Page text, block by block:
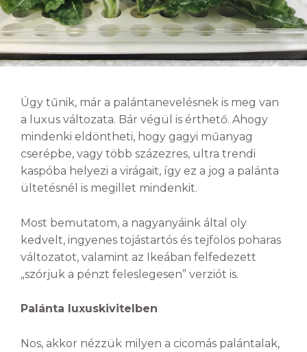
Úgy tűnik, már a palántanevelésnek is meg van
a luxus változata. Bár végül is érthető. Ahogy
mindenki eldöntheti, hogy gagyi műanyag
cserépbe, vagy több százezres, ultra trendi
kaspóba helyezi a virágait, így ez a jog a palánta
ültetésnél is megillet mindenkit.
Most bemutatom, a nagyanyáink által oly
kedvelt, ingyenes tojástartós és tejfölös poharas
változatot, valamint az Ikeában felfedezett
„szórjuk a pénzt feleslegesen” verziót is.
Palánta luxuskivitelben
Nos, akkor nézzük milyen a cicomás palántalak,